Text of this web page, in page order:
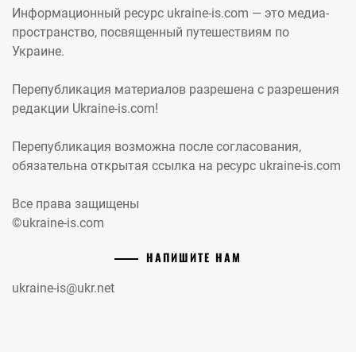
Информационный ресурс ukraine-is.com — это медиа-
пространство, посвященный путешествиям по
Украине.
Перепубликация материалов разрешена с разрешения
редакции Ukraine-is.com!
Перепубликация возможна после согласования,
обязательна открытая ссылка на ресурс ukraine-is.com
Все права защищены
©ukraine-is.com
НАПИШИТЕ НАМ
ukraine-is@ukr.net